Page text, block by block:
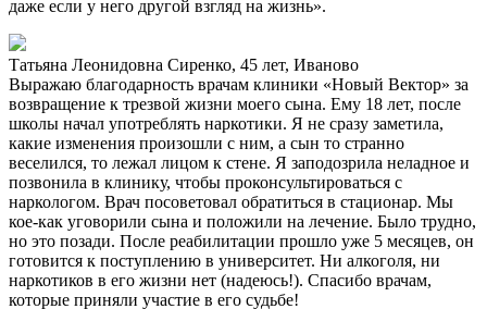
даже если у него другой взгляд на жизнь».
Татьяна Леонидовна Сиренко, 45 лет, Иваново
Выражаю благодарность врачам клиники «Новый Вектор» за
возвращение к трезвой жизни моего сына. Ему 18 лет, после
школы начал употреблять наркотики. Я не сразу заметила,
какие изменения произошли с ним, а сын то странно
веселился, то лежал лицом к стене. Я заподозрила неладное и
позвонила в клинику, чтобы проконсультироваться с
наркологом. Врач посоветовал обратиться в стационар. Мы
кое-как уговорили сына и положили на лечение. Было трудно,
но это позади. После реабилитации прошло уже 5 месяцев, он
готовится к поступлению в университет. Ни алкоголя, ни
наркотиков в его жизни нет (надеюсь!). Спасибо врачам,
которые приняли участие в его судьбе!